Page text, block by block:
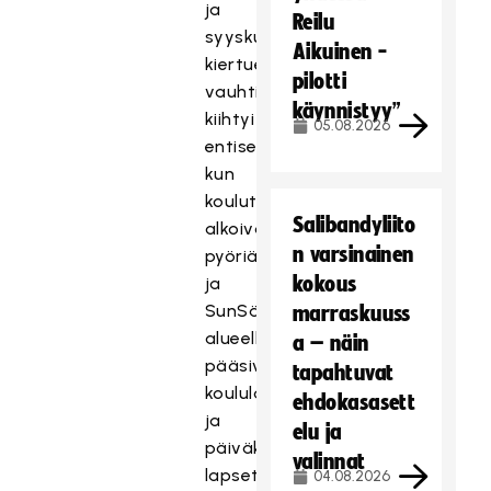
ja
syyskuussa
kiertueen
vauhti
kiihtyi
entisestään,
kun
koulut
alkoivat
pyöriä
ja
SunSäbä-
alueelle
pääsivät
koululaiset
ja
päiväkotien
lapset
Reilu
Aikuinen -
pilotti
käynnistyy”
05.08.2026
Salibandyliito
n varsinainen
kokous
marraskuuss
a – näin
tapahtuvat
ehdokasasett
elu ja
valinnat
04.08.2026